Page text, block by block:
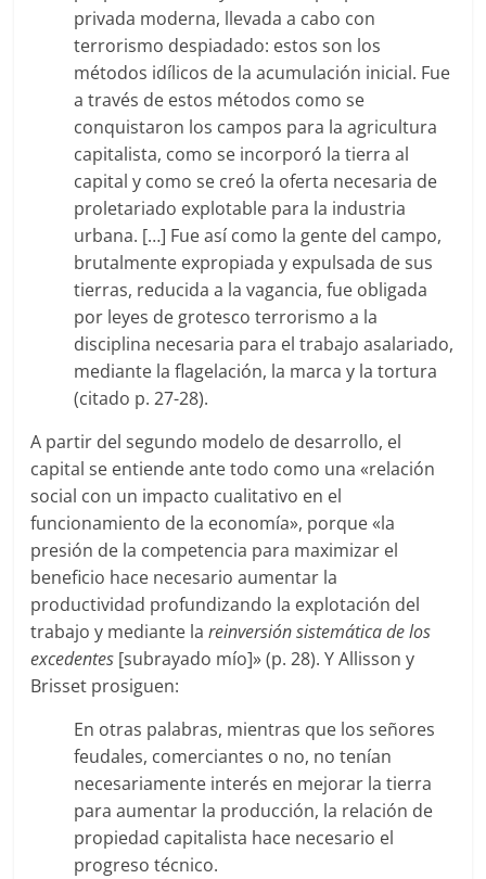
privada moderna, llevada a cabo con
terrorismo despiadado: estos son los
métodos idílicos de la acumulación inicial. Fue
a través de estos métodos como se
conquistaron los campos para la agricultura
capitalista, como se incorporó la tierra al
capital y como se creó la oferta necesaria de
proletariado explotable para la industria
urbana. […] Fue así como la gente del campo,
brutalmente expropiada y expulsada de sus
tierras, reducida a la vagancia, fue obligada
por leyes de grotesco terrorismo a la
disciplina necesaria para el trabajo asalariado,
mediante la flagelación, la marca y la tortura
(citado p. 27-28).
A partir del segundo modelo de desarrollo, el
capital se entiende ante todo como una «relación
social con un impacto cualitativo en el
funcionamiento de la economía», porque «la
presión de la competencia para maximizar el
beneficio hace necesario aumentar la
productividad profundizando la explotación del
trabajo y mediante lareinversión sistemática de los
excedentes [subrayado mío]» (p. 28). Y Allisson y
Brisset prosiguen:
En otras palabras, mientras que los señores
feudales, comerciantes o no, no tenían
necesariamente interés en mejorar la tierra
para aumentar la producción, la relación de
propiedad capitalista hace necesario el
progreso técnico.